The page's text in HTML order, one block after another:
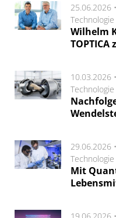
25.06.2026 •
Technologie
Wilhelm
TOPTICA
10.03.2026 •
Technologie
29.06.2026 •
Technologie
Mit